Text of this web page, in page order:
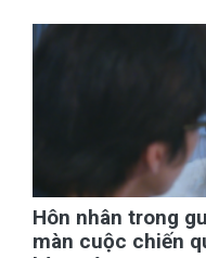
Hôn nhân trong
màn cuộc chiến